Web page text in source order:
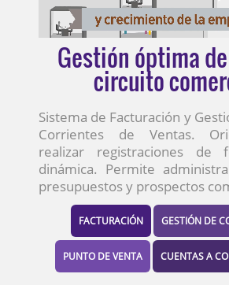
Gestión óptima
circuito
Sistema de Facturación y
Corrientes de Ventas.
realizar registraciones de
dinámica. Permite
presupuestos y prospectos
FACTURACIÓN GESTIÓN DE
PUNTO DE VENTA CUENTAS A